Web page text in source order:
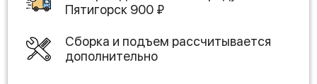
Пятигорск 900 ₽
Сборка и подъем рассчитывается
дополнительно